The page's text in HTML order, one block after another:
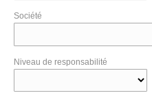
Société
Niveau de responsabilité